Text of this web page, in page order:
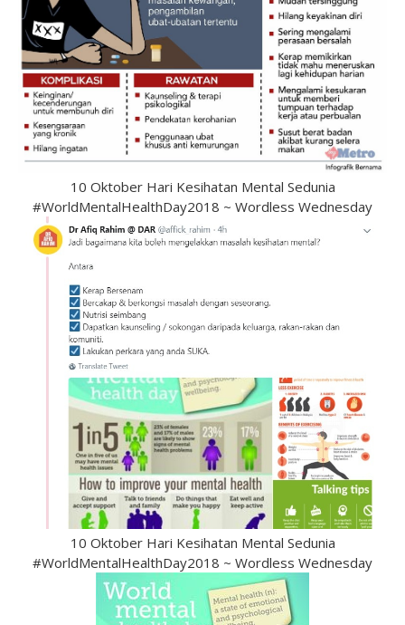
10 Oktober Hari Kesihatan Mental Sedunia
#WorldMentalHealthDay2018 ~ Wordless Wednesday
10 Oktober Hari Kesihatan Mental Sedunia
#WorldMentalHealthDay2018 ~ Wordless Wednesday